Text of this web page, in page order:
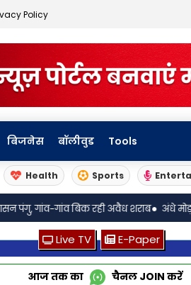
Policy
बिजनेस बॉलीवुड Tools
Health Sports
बिक रही अवैध शराब• अंधे मोड़ पर तेज रफ्तार
Live TV E-Paper
आज तक का चैनल JOIN करें